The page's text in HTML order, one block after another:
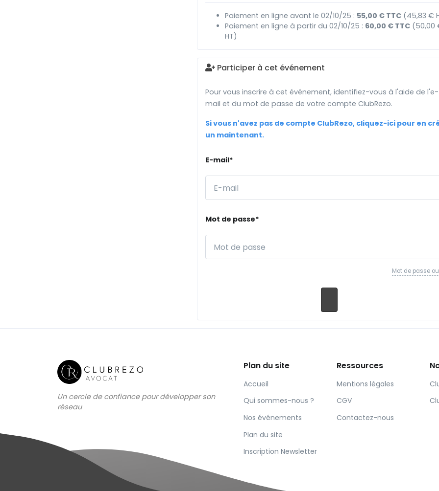
Paiement en ligne avant le 02/10/25 : 55,00 € TTC (45,83 €
Paiement en ligne à partir du 02/10/25 : 60,00 € TTC (50,00
HT)
Participer à cet événement
Pour vous inscrire à cet événement, identifiez-vous à l'aide de l'e-
mail et du mot de passe de votre compte ClubRezo.
Si vous n'avez pas de compte ClubRezo, cliquez-ici pour en
un maintenant.
E-mail*
Mot de passe*
Mot de passe
Un cercle de confiance pour développer son
réseau
Plan du site
Accueil
Qui sommes-nous ?
Nos événements
Plan du site
Inscription Newsletter
Ressources
Mentions légales
CGV
Contactez-nous